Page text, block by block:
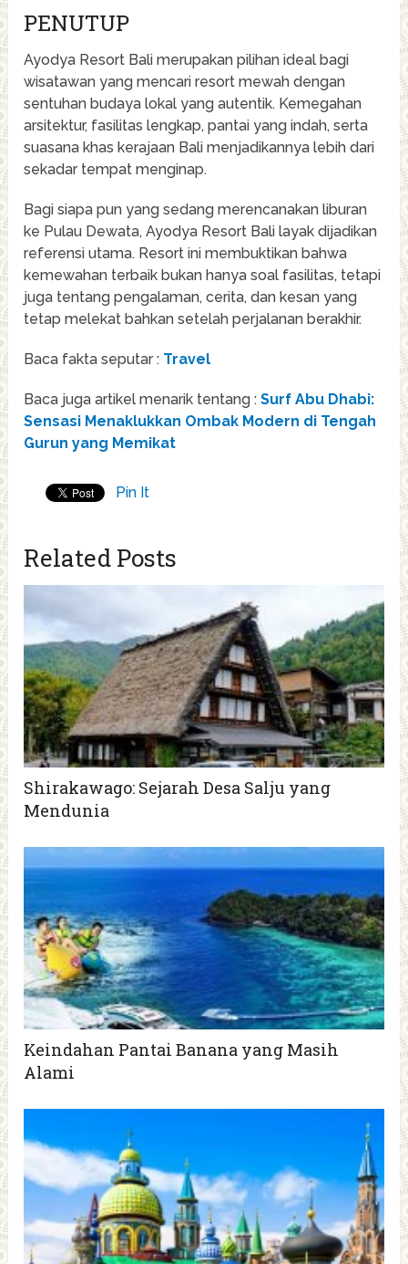
PENUTUP
Ayodya Resort Bali merupakan pilihan ideal bagi
wisatawan yang mencari resort mewah dengan
sentuhan budaya lokal yang autentik. Kemegahan
arsitektur, fasilitas lengkap, pantai yang indah, serta
suasana khas kerajaan Bali menjadikannya lebih dari
sekadar tempat menginap.
Bagi siapa pun yang sedang merencanakan liburan
ke Pulau Dewata, Ayodya Resort Bali layak dijadikan
referensi utama. Resort ini membuktikan bahwa
kemewahan terbaik bukan hanya soal fasilitas, tetapi
juga tentang pengalaman, cerita, dan kesan yang
tetap melekat bahkan setelah perjalanan berakhir.
Baca fakta seputar : Travel
Baca juga artikel menarik tentang :Surf Abu Dhabi:
Sensasi Menaklukkan Ombak Modern di Tengah
Gurun yang Memikat
Pin It
Related Posts
Shirakawago: Sejarah Desa Salju yang
Mendunia
Keindahan Pantai Banana yang Masih
Alami